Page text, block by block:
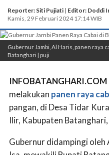
Reporter: Siti Pujiati | Editor: Doddi
Kamis, 29 Februari 2024 17:14 WIB
Gubernur Jambi, Al Haris, panen raya
Batanghari | puji
INFOBATANGHARI.COM
melakukan panen raya
pangan, di Desa Tidar
Ilir, Kabupaten
Gubernur didampingi oleh